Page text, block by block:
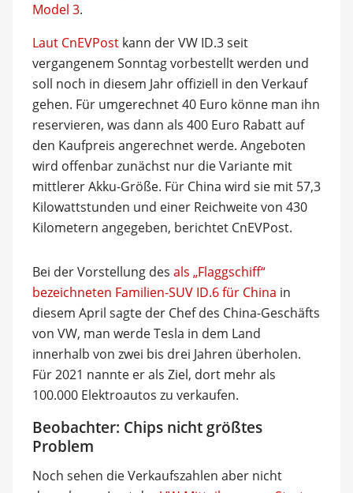
Model 3.
Laut CnEVPostkann der VW ID.3 seit
vergangenem Sonntag vorbestellt werden und
soll noch in diesem Jahr offiziell in den Verkauf
gehen. Für umgerechnet 40 Euro könne man ihn
reservieren, was dann als 400 Euro Rabatt auf
den Kaufpreis angerechnet werde. Angeboten
wird offenbar zunächst nur die Variante mit
mittlerer Akku-Größe. Für China wird sie mit 57,3
Kilowattstunden und einer Reichweite von 430
Kilometern angegeben, berichtet CnEVPost.
Bei der Vorstellung des als „Flaggschiff“
bezeichneten Familien-SUV ID.6 für China in
diesem April sagte der Chef des China-Geschäfts
von VW, man werde Tesla in dem Land
innerhalb von zwei bis drei Jahren überholen.
Für 2021 nannte er als Ziel, dort mehr als
100.000 Elektroautos zu verkaufen.
Beobachter: Chips nicht größtes
Problem
Noch sehen die Verkaufszahlen aber nicht